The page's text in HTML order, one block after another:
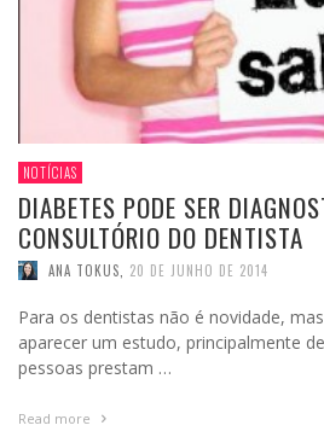
NOTÍCIAS
DIABETES PODE SER
CONSULTÓRIO DO DENTISTA
ANA TOKUS 20 DE JUNHO DE 2014
Para os dentistas não é novidade,
aparecer um estudo, principalmente
pessoas prestam …
Read more